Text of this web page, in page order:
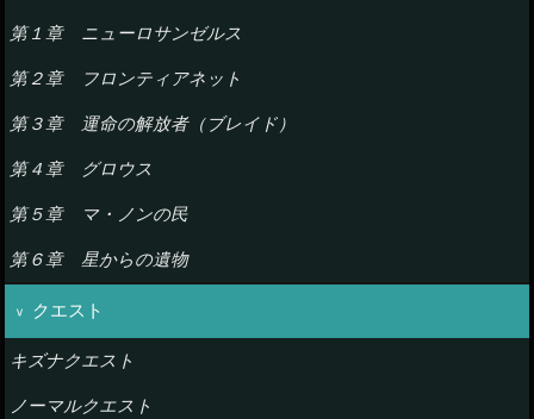
第１章 ニューロサンゼルス
第２章 フロンティアネット
第３章 運命の解放者（ブレイド）
第４章 グロウス
第５章 マ・ノンの民
第６章 星からの遺物
クエスト
キズナクエスト
ノーマルクエスト